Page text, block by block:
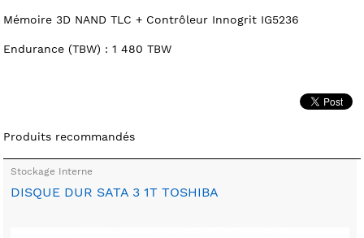
Mémoire 3D NAND TLC + Contrôleur Innogrit IG5236
Endurance (TBW) : 1 480 TBW
Produits recommandés
Stockage Interne
DISQUE DUR SATA 3 1T TOSHIBA